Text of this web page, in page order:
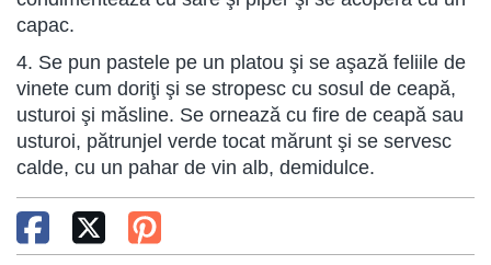
capac.
4. Se pun pastele pe un platou şi se aşază feliile de
vinete cum doriţi şi se stropesc cu sosul de ceapă,
usturoi şi măsline. Se ornează cu fire de ceapă sau
usturoi, pătrunjel verde tocat mărunt şi se servesc
calde, cu un pahar de vin alb, demidulce.